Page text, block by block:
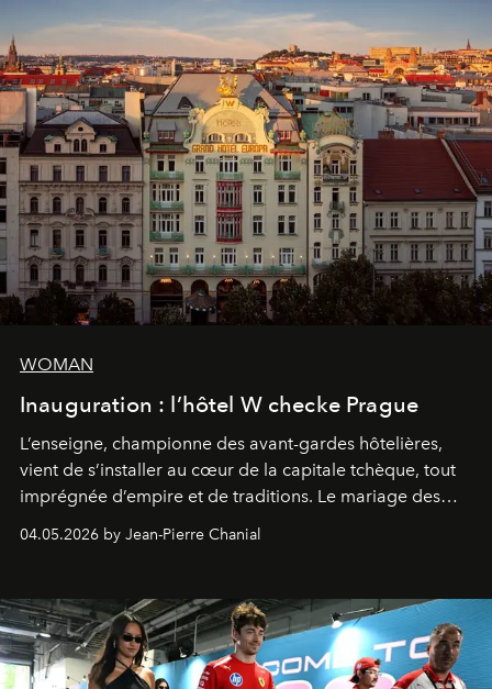
WOMAN
Inauguration : l’hôtel W checke Prague
L’enseigne, championne des avant-gardes hôtelières,
vient de s’installer au cœur de la capitale tchèque, tout
imprégnée d’empire et de traditions. Le mariage des
extrêmes fait merveille.
04.05.2026 by Jean-Pierre Chanial